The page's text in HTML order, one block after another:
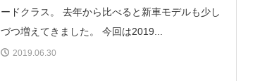
ードクラス。 去年から比べると新車モデルも少し
づつ増えてきました。 今回は2019...
2019.06.30